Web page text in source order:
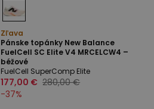
Zľava
Pánske topánky New Balance
FuelCell SC Elite V4 MRCELCW4 –
béžové
FuelCell SuperComp Elite
177,00 € 280,00 €
-37%